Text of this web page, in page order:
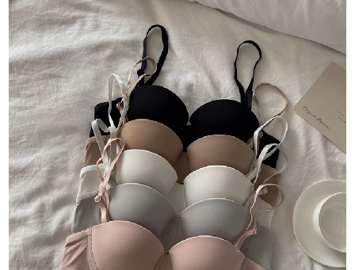
２．便利：只要手機號碼，簡訊認證，即可結帳。
３．安心：先確認商品／服務後，再付款。
【「AFTEE先享後付」結帳流程】
１．於結帳方式選擇「AFTEE先享後付」後，將跳轉至「AFTEE先享後付」
結帳頁面，進行簡訊認證並確認金額後，即可完成結帳。
２．訂單成立數日內，您將收到繳費通知簡訊。
３．收到繳費通知簡訊後14天內，點擊此簡訊中的連結，可透過四大超商／
ATM／網路銀行／等多元方式進行付款，方視為交易完成。
※ 請注意：結帳手續完成當下不需立刻繳費，但若您需要取消訂單，請聯絡
購買商品的店家。未經商家同意取消之訂單仍視為有效，需透過AFTEE先享
後付繳納相關費用。
※ 交易是否成功請以「AFTEE先享後付 」之結帳頁面顯示為準，若有關於
是否繳費成功／繳費後需取消欲退款等相關疑問，請聯繫「AFTEE先享後付
客戶支援中心」
https://netprotections.freshdesk.com/support/home
【注意事項】
１．透過由恩沛科技股份有限公司提供之「AFTEE先享後付」服務完成之交
易，需依本服務之必要範圍內提供個人資料，並將交易相關給付款項請求債
全家取貨付款
每筆NT$80，滿NT$1,500(含以上)免運費
付款後全家取貨
每筆NT$80，滿NT$1,500(含以上)免運費
萊爾富取貨付款
每筆NT$80，滿NT$1,500(含以上)免運費
付款後萊爾富取貨
每筆NT$80，滿NT$1,500(含以上)免運費
離島取貨加價40
每筆NT$80，滿NT$1,500(含以上)免運費